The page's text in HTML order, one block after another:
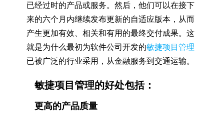
已经过时的产品或服务。然后，他们可以在接下
来的六个月内继续发布更新的自适应版本，从而
产生更加有效、相关和有用的最终交付成果。这
就是为什么最初为软件公司开发的敏捷项目管理
已被广泛的行业采用，从金融服务到交通运输。
敏捷项目管理的好处包括：
更高的产品质量